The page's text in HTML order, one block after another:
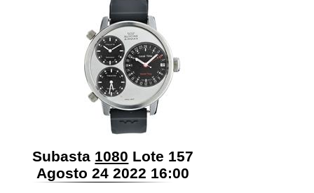
Subasta 1080 Lote 157
Agosto 24 2022 16:00